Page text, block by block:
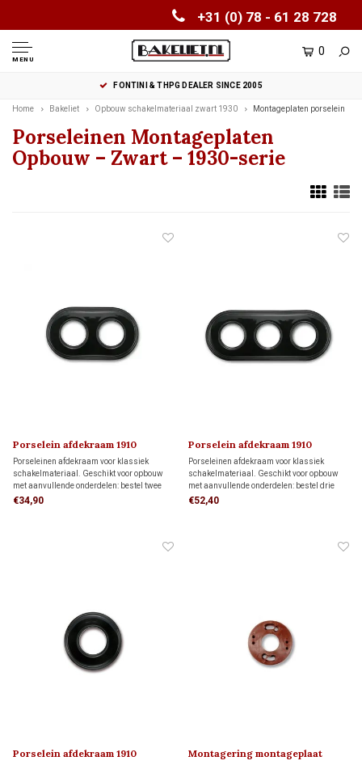
+31 (0) 78 - 61 28 728
MENU
0
FONTINI & THPG DEALER SINCE 2005
Home Bakeliet Opbouw schakelmateriaal zwart 1930 Montageplaten porselein
Porseleinen Montageplaten
Opbouw – Zwart – 1930-serie
Porselein afdekraam 1910
Porseleinen afdekraam voor klassiek
schakelmateriaal. Geschikt voor opbouw
met aanvullende onderdelen: bestel twee
montageringen voor directe wandmontage
€34,90
Porselein afdekraam 1910
Porseleinen afdekraam voor klassiek
schakelmateriaal. Geschikt voor opbouw
met aanvullende onderdelen: bestel drie
montageringen voor directe wandmontage
€52,40
Porselein afdekraam 1910 Montagering montageplaat